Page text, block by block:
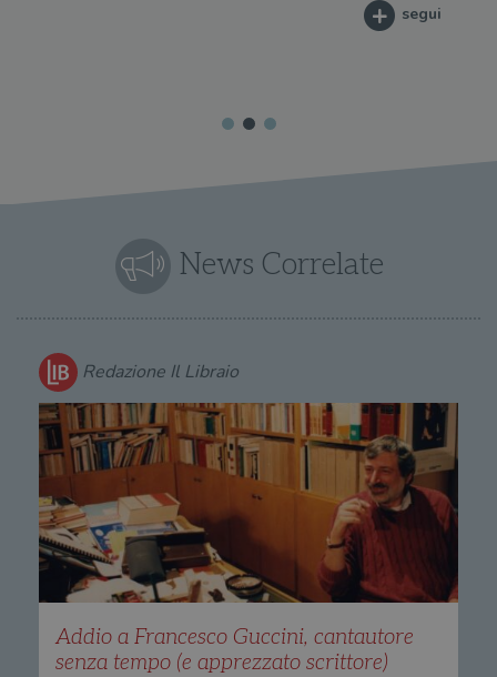
segui
News Correlate
Redazione Il Libraio
Addio a Francesco Guccini, cantautore
senza tempo (e apprezzato scrittore)